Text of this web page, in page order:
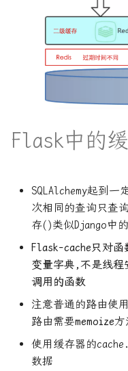
html_css完全入门
js实现 有限状态自动
的词法分析器
typecho的handsome主题
播放器的自动隐藏
centos5.8的配置yum和
centos下配置远程开发
centos安装docker, 并在
docker 安装宝塔以及
git操作练习
Kvm qemu显卡直通部署
能调优
缀的文件个数
linux添加新用户, 并设
密码登录
Rust std-any 模块详解
Rust 中的型变
Rust 之不可为-暴露内
Rust 之不可为-滥用
Rust 内存模型
Rust 并发编程 -
Ordering
Rust中Drop检查 与
PhantomData
Flask中的
SQLAlchemy起到
次相同的查询只查
存()类似Django中
Flask-cache只对函
变量字典,不是线
调用的函数
注意普通的路由使
路由需要memoize方
使用缓存器的
数据